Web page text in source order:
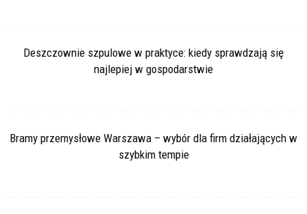
Deszczownie szpulowe w praktyce: kiedy sprawdzają się
najlepiej w gospodarstwie
Bramy przemysłowe Warszawa – wybór dla firm działających w
szybkim tempie